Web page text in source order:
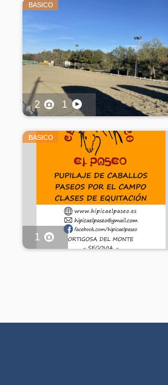
BASICO
2 1
BASICO
1